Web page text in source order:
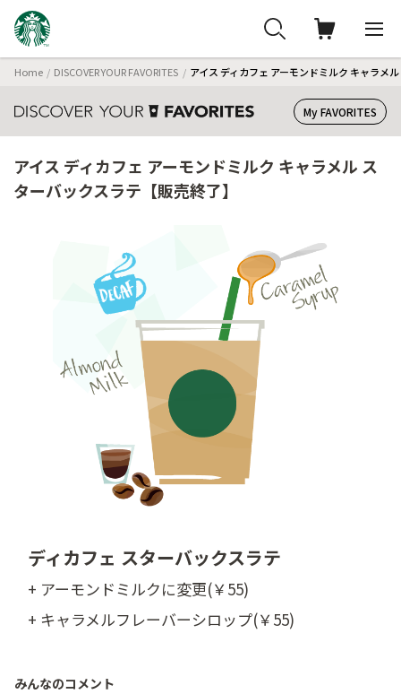
Home DISCOVER YOUR FAVORITES アイス ディカフェ アーモンドミルク キャラメ
My FAVORITES
アイス ディカフェ アーモンドミルク キャラメル ス
ターバックスラテ【販売終了】
ディカフェ スターバックスラテ
+ アーモンドミルクに変更(￥55)
+ キャラメルフレーバーシロップ(￥55)
みんなのコメント